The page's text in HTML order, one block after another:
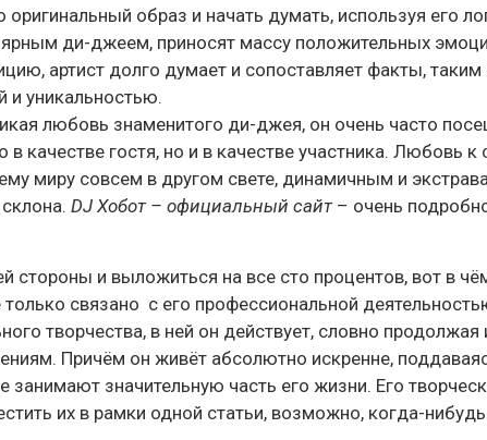
оригинальный образ и начать думать, используя его
ди-джеем, приносят массу положительных
артист долго думает и сопоставляет факты,
и уникальностью.
любовь знаменитого ди-джея, он очень часто
качестве гостя, но и в качестве участника. Любовь
миру совсем в другом свете, динамичным и
DJ Хобот – официальный сайт– очень
стороны и выложиться на все сто процентов, вот в
только связано с его профессиональной
творчества, в ней он действует, словно продолжая
Причём он живёт абсолютно искренне,
значительную часть его жизни. Его
их в рамки одной статьи, возможно, когда-